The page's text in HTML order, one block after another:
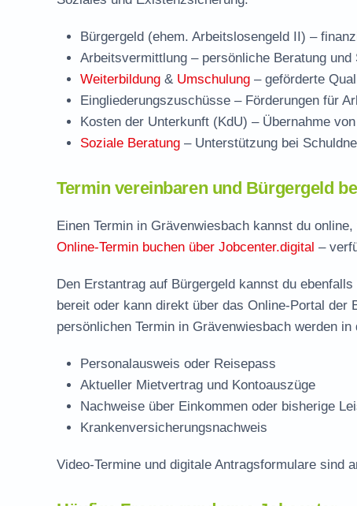
Bürgergeld (ehem. Arbeitslosengeld II) –
Arbeitsvermittlung – persönliche Beratung
Weiterbildung & Umschulung – geförderte
Eingliederungszuschüsse – Förderungen für
Kosten der Unterkunft (KdU) – Übernahme
Soziale Beratung – Unterstützung bei
Termin vereinbaren und Bürgergeld
Einen Termin in Grävenwiesbach kannst du
Online-Termin buchen über Jobcenter.digital –
Den Erstantrag auf Bürgergeld kannst du
bereit oder kann direkt über das Online-Portal der
persönlichen Termin in Grävenwiesbach werden
Personalausweis oder Reisepass
Aktueller Mietvertrag und Kontoauszüge
Nachweise über Einkommen oder bisherige
Krankenversicherungsnachweis
Video-Termine und digitale Antragsformulare sind